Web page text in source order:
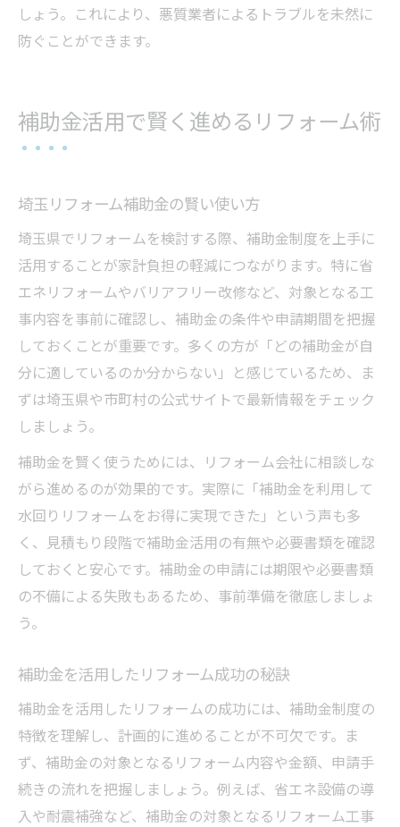
しょう。これにより、悪質業者によるトラブルを未然に
防ぐことができます。
補助金活用で賢く進めるリフォーム術
埼玉リフォーム補助金の賢い使い方
埼玉県でリフォームを検討する際、補助金制度を上手に
活用することが家計負担の軽減につながります。特に省
エネリフォームやバリアフリー改修など、対象となる工
事内容を事前に確認し、補助金の条件や申請期間を把握
しておくことが重要です。多くの方が「どの補助金が自
分に適しているのか分からない」と感じているため、ま
ずは埼玉県や市町村の公式サイトで最新情報をチェック
しましょう。
補助金を賢く使うためには、リフォーム会社に相談しな
がら進めるのが効果的です。実際に「補助金を利用して
水回りリフォームをお得に実現できた」という声も多
く、見積もり段階で補助金活用の有無や必要書類を確認
しておくと安心です。補助金の申請には期限や必要書類
の不備による失敗もあるため、事前準備を徹底しましょ
う。
補助金を活用したリフォーム成功の秘訣
補助金を活用したリフォームの成功には、補助金制度の
特徴を理解し、計画的に進めることが不可欠です。ま
ず、補助金の対象となるリフォーム内容や金額、申請手
続きの流れを把握しましょう。例えば、省エネ設備の導
入や耐震補強など、補助金の対象となるリフォーム工事